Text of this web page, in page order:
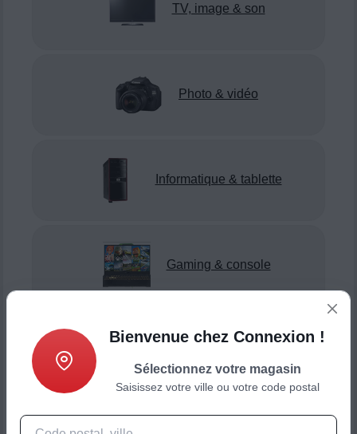
TV, image & son
Photo & vidéo
Informatique & tablette
Gaming & console
Bienvenue chez Connexion !
Sélectionnez votre magasin
Saisissez votre ville ou votre code postal